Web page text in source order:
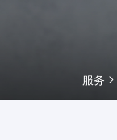
服务 >